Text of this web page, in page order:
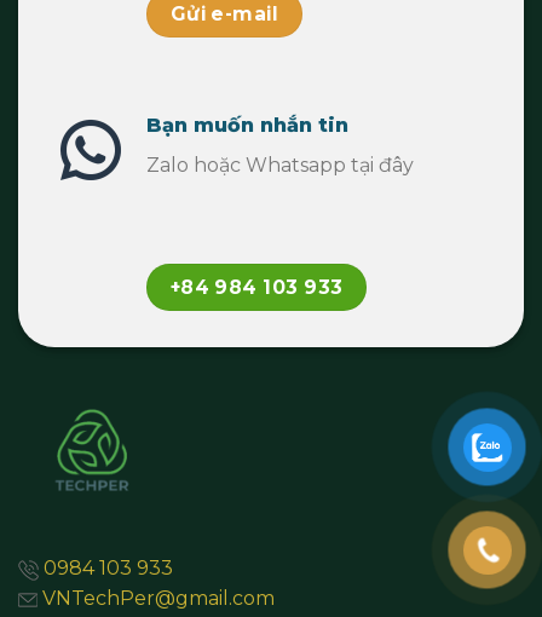
Gửi e-mail
Bạn muốn nhắn tin
Zalo hoặc Whatsapp tại đây
+84 984 103 933
0984 103 933
VNTechPer@gmail.com